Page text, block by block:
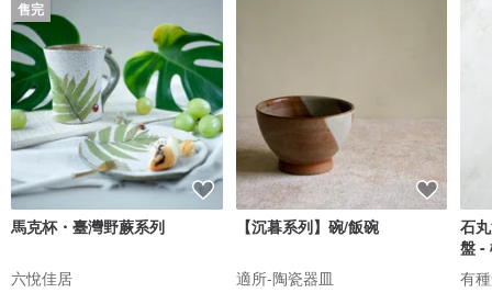
售完
馬克杯・臺灣野蕨系列
六悅佳居
【沉暮系列】碗/飯碗
適所-陶瓷器皿
石
盤 -
有